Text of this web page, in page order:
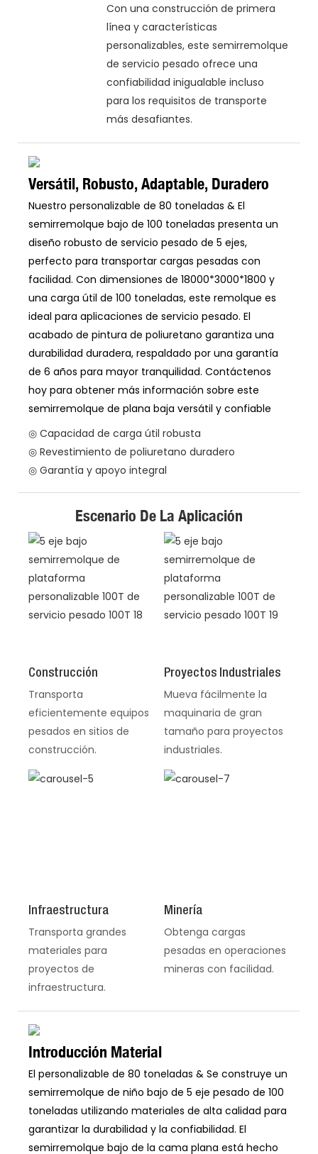
Con una construcción de primera
línea y características
personalizables, este semirremolque
de servicio pesado ofrece una
confiabilidad inigualable incluso
para los requisitos de transporte
más desafiantes.
Versátil, Robusto, Adaptable, Duradero
Nuestro personalizable de 80 toneladas & El
semirremolque bajo de 100 toneladas presenta un
diseño robusto de servicio pesado de 5 ejes,
perfecto para transportar cargas pesadas con
facilidad. Con dimensiones de 18000*3000*1800 y
una carga útil de 100 toneladas, este remolque es
ideal para aplicaciones de servicio pesado. El
acabado de pintura de poliuretano garantiza una
durabilidad duradera, respaldado por una garantía
de 6 años para mayor tranquilidad. Contáctenos
hoy para obtener más información sobre este
semirremolque de plana baja versátil y confiable
◎ Capacidad de carga útil robusta
◎ Revestimiento de poliuretano duradero
◎ Garantía y apoyo integral
Escenario De La Aplicación
Construcción
Transporta
eficientemente equipos
pesados ​​en sitios de
construcción.
Proyectos Industriales
Mueva fácilmente la
maquinaria de gran
tamaño para proyectos
industriales.
Infraestructura
Transporta grandes
materiales para
proyectos de
infraestructura.
Minería
Obtenga cargas
pesadas en operaciones
mineras con facilidad.
Introducción Material
El personalizable de 80 toneladas & Se construye un
semirremolque de niño bajo de 5 eje pesado de 100
toneladas utilizando materiales de alta calidad para
garantizar la durabilidad y la confiabilidad. El
semirremolque bajo de la cama plana está hecho